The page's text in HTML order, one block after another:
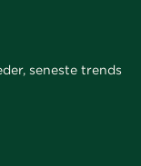
seneste trends